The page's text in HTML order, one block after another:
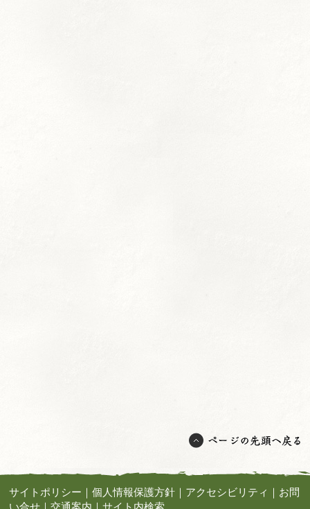
サイトポリシー ｜個人情報保護方針 ｜ アクセシビリティ ｜ お問
い合せ ｜交通案内 ｜サイト内検索